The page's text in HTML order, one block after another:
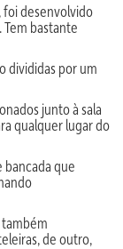
desenvolvido
bastante
divididas por um
junto à sala
qualquer lugar do
bancada que
de outro,